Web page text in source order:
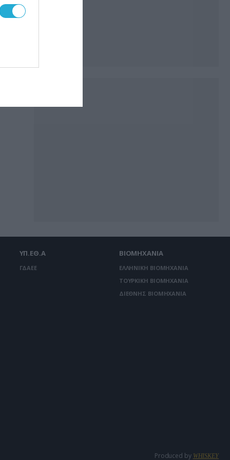
ΥΠ.ΕΘ.Α
ΓΔΑΕΕ
ΒΙΟΜΗΧΑΝΙΑ
ΕΛΛΗΝΙΚΗ ΒΙΟΜΗΧΑΝΙΑ
ΤΟΥΡΚΙΚΗ ΒΙΟΜΗΧΑΝΙΑ
ΔΙΕΘΝΗΣ ΒΙΟΜΗΧΑΝΙΑ
Produced by WHISKEY